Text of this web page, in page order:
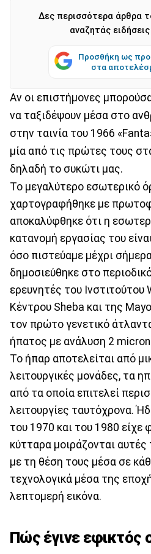
Δες περισσότερα άρθρα
αναζητάς
Προσθήκη ως
στα
Αν οι επιστήμονες
να ταξιδέψουν μέσα στο
στην ταινία του 1966
μία από τις πρώτες τους
δηλαδή το συκώτι μας.
Το μεγαλύτερο εσωτερικό
χαρτογραφήθηκε με
αποκαλύφθηκε ότι η
κατανομή εργασίας του
όσο πιστεύαμε μέχρι
δημοσιεύθηκε στο
ερευνητές του Ινστιτούτου
Κέντρου Sheba και της
τον πρώτο γενετικό
ήπατος με ανάλυση 2
Το ήπαρ αποτελείται από
λειτουργικές μονάδες, τα
από τα οποία επιτελεί
λειτουργίες ταυτόχρονα.
του 1970 και του 1980 είχε
κύτταρα μοιράζονται αυτές
με τη θέση τους μέσα σε
τεχνολογικά μέσα της
λεπτομερή εικόνα.
Πώς έγινε εφικτός